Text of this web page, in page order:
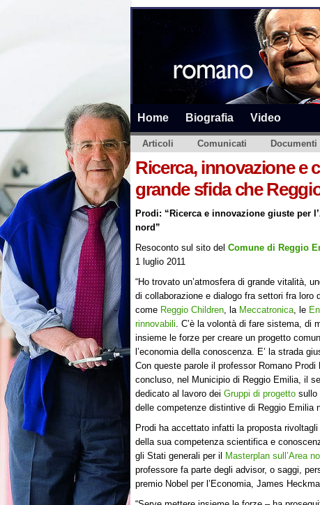
Home Biografia Video
Articoli Comunicati Documenti
Ricerca, innovazione e
grande sfida che
Prodi: “Ricerca e innovazione giuste per
nord”
Resoconto sul sito del Comune di Reggio
1 luglio 2011
“Ho trovato un’atmosfera di grande vitalità,
di collaborazione e dialogo fra settori fra loro
come Reggio Children, la Meccatronica, le
rinnovabili. C’è la volontà di fare sistema, di
insieme le forze per creare un progetto
l’economia della conoscenza. E’ la strada
Con queste parole il professor Romano Prodi
concluso, nel Municipio di Reggio Emilia, il
dedicato al lavoro dei Gruppi di progetto sullo
delle competenze distintive di Reggio Emilia
Prodi ha accettato infatti la proposta
della sua competenza scientifica e
gli Stati generali per il
Masterplan sull’Area
professore fa parte degli advisor, o saggi,
premio Nobel per l’Economia, James